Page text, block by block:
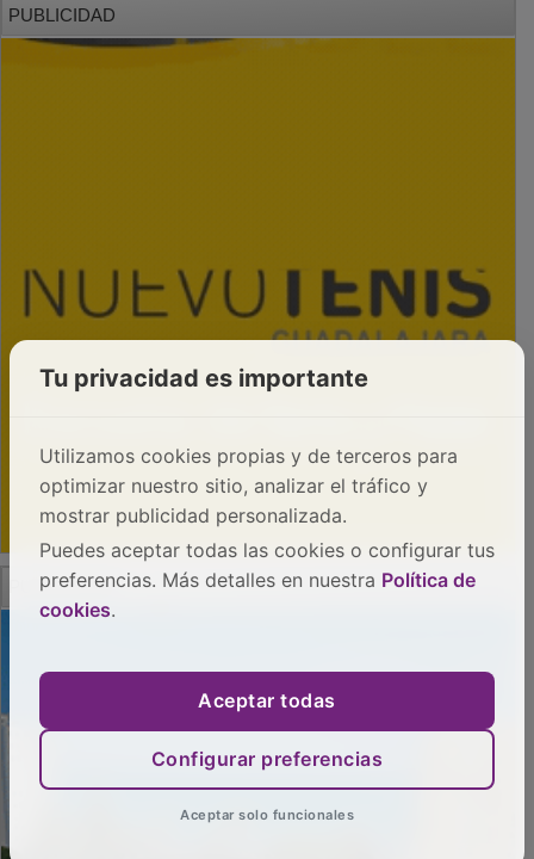
PUBLICIDAD
PUBLICIDAD
Tu privacidad es importante
Utilizamos cookies propias y de terceros para
optimizar nuestro sitio, analizar el tráfico y
mostrar publicidad personalizada.
Puedes aceptar todas las cookies o configurar tus
preferencias. Más detalles en nuestra Política de
cookies.
Aceptar todas
Configurar preferencias
Aceptar solo funcionales